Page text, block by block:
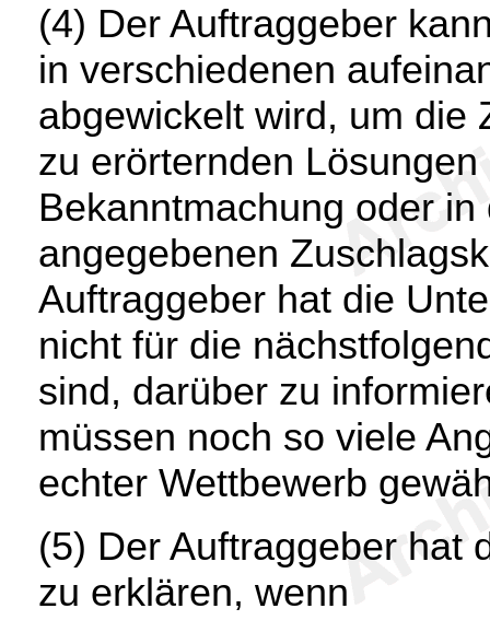
(4) Der Auftraggeber
in verschiedenen
abgewickelt wird, um die
zu erörternden
Bekanntmachung oder
angegebenen
Auftraggeber hat die
nicht für die
sind, darüber zu
müssen noch so viele
echter Wettbewerb
(5) Der Auftraggeber hat
zu erklären, wenn